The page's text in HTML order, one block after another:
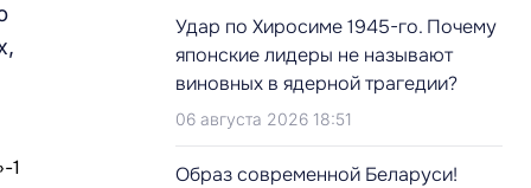
Удар по Хиросиме 1945-го. Почему
японские лидеры не называют
виновных в ядерной трагедии?
06 августа 2026 18:51
Образ современной Беларуси!